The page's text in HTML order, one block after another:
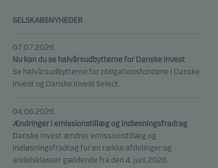
SELSKABSNYHEDER
07.07.2026
Nu kan du se halvårsudbytterne for Danske Invest
Se halvårsudbytterne for obligationsfondene i Danske
Invest og Danske Invest Select.
04.06.2026
Ændringer i emissionstillæg og indløsningsfradrag
Danske Invest ændrer emissionstillæg og
indløsningsfradrag for en række afdelinger og
andelsklasser gældende fra den 4. juni 2026.